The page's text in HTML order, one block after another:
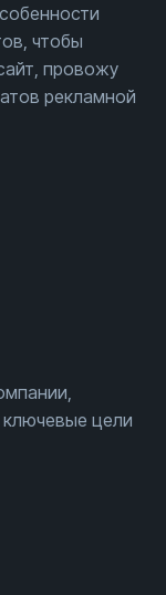
чтобы
провожу
рекламной
цели